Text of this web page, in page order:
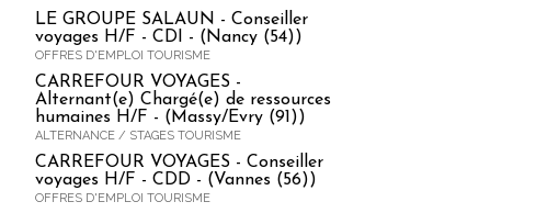
LE GROUPE SALAUN - Conseiller
voyages H/F - CDI - (Nancy (54))
OFFRES D'EMPLOI TOURISME
CARREFOUR VOYAGES -
Alternant(e) Chargé(e) de ressources
humaines H/F - (Massy/Evry (91))
ALTERNANCE / STAGES TOURISME
CARREFOUR VOYAGES - Conseiller
voyages H/F - CDD - (Vannes (56))
OFFRES D'EMPLOI TOURISME